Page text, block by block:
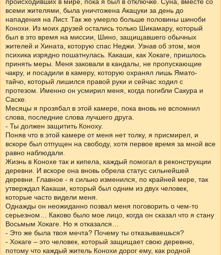
всеми жителями, была уничтожена Акацуки за день до
нападения на Лист. Так же умерло больше половины шиноби
Конохи. Из моих друзей остались только Шикамару, который
был в это время на миссии, Шино, защищавшего обычных
жителей и Хината, которую спас Неджи. Узнав об этом, моя
психика изрядно пошатнулась. Какаши, как Хокаге, пришлось
принять меры. Меня заковали в кандалы, не пропускающие
чакру, и посадили в камеру, которую охранял лишь Ямато-
тайчо, который лишился правой руки и сейчас ходил с
протезом. Именно он усмирил меня, когда погибли Сакура и
Саске.
Месяцы я прозябал в этой камере, пока вновь не вспомнил
слова, последние слова лучшего друга.
- Ты должен защитить Коноху.
Поняв что в этой камере от меня нет толку, я присмирел, и
вскоре был отпущен на свободу, хотя первое время за мной все
равно наблюдали.
Жизнь в Конохе так и кипела, каждый помогал в реконструкции
деревни. И вскоре она вновь обрела статус сильнейшей
деревни. Главное - я сильно изменился, по крайней мере, так
утверждал Какаши, который был одним из двух человек,
которые часто видели меня.
Однажды он неожиданно позвал меня поговорить о чем-то
серьезном… Каково было мое лицо, когда он сказал что я стану
Восьмым Хокаге. Но я отказался…
- Это же была твоя мечта? Почему ты отказываешься?
- Хокаге – это человек, который защищает свою деревню,
потому что каждый житель Конохи дорог ему, как родной